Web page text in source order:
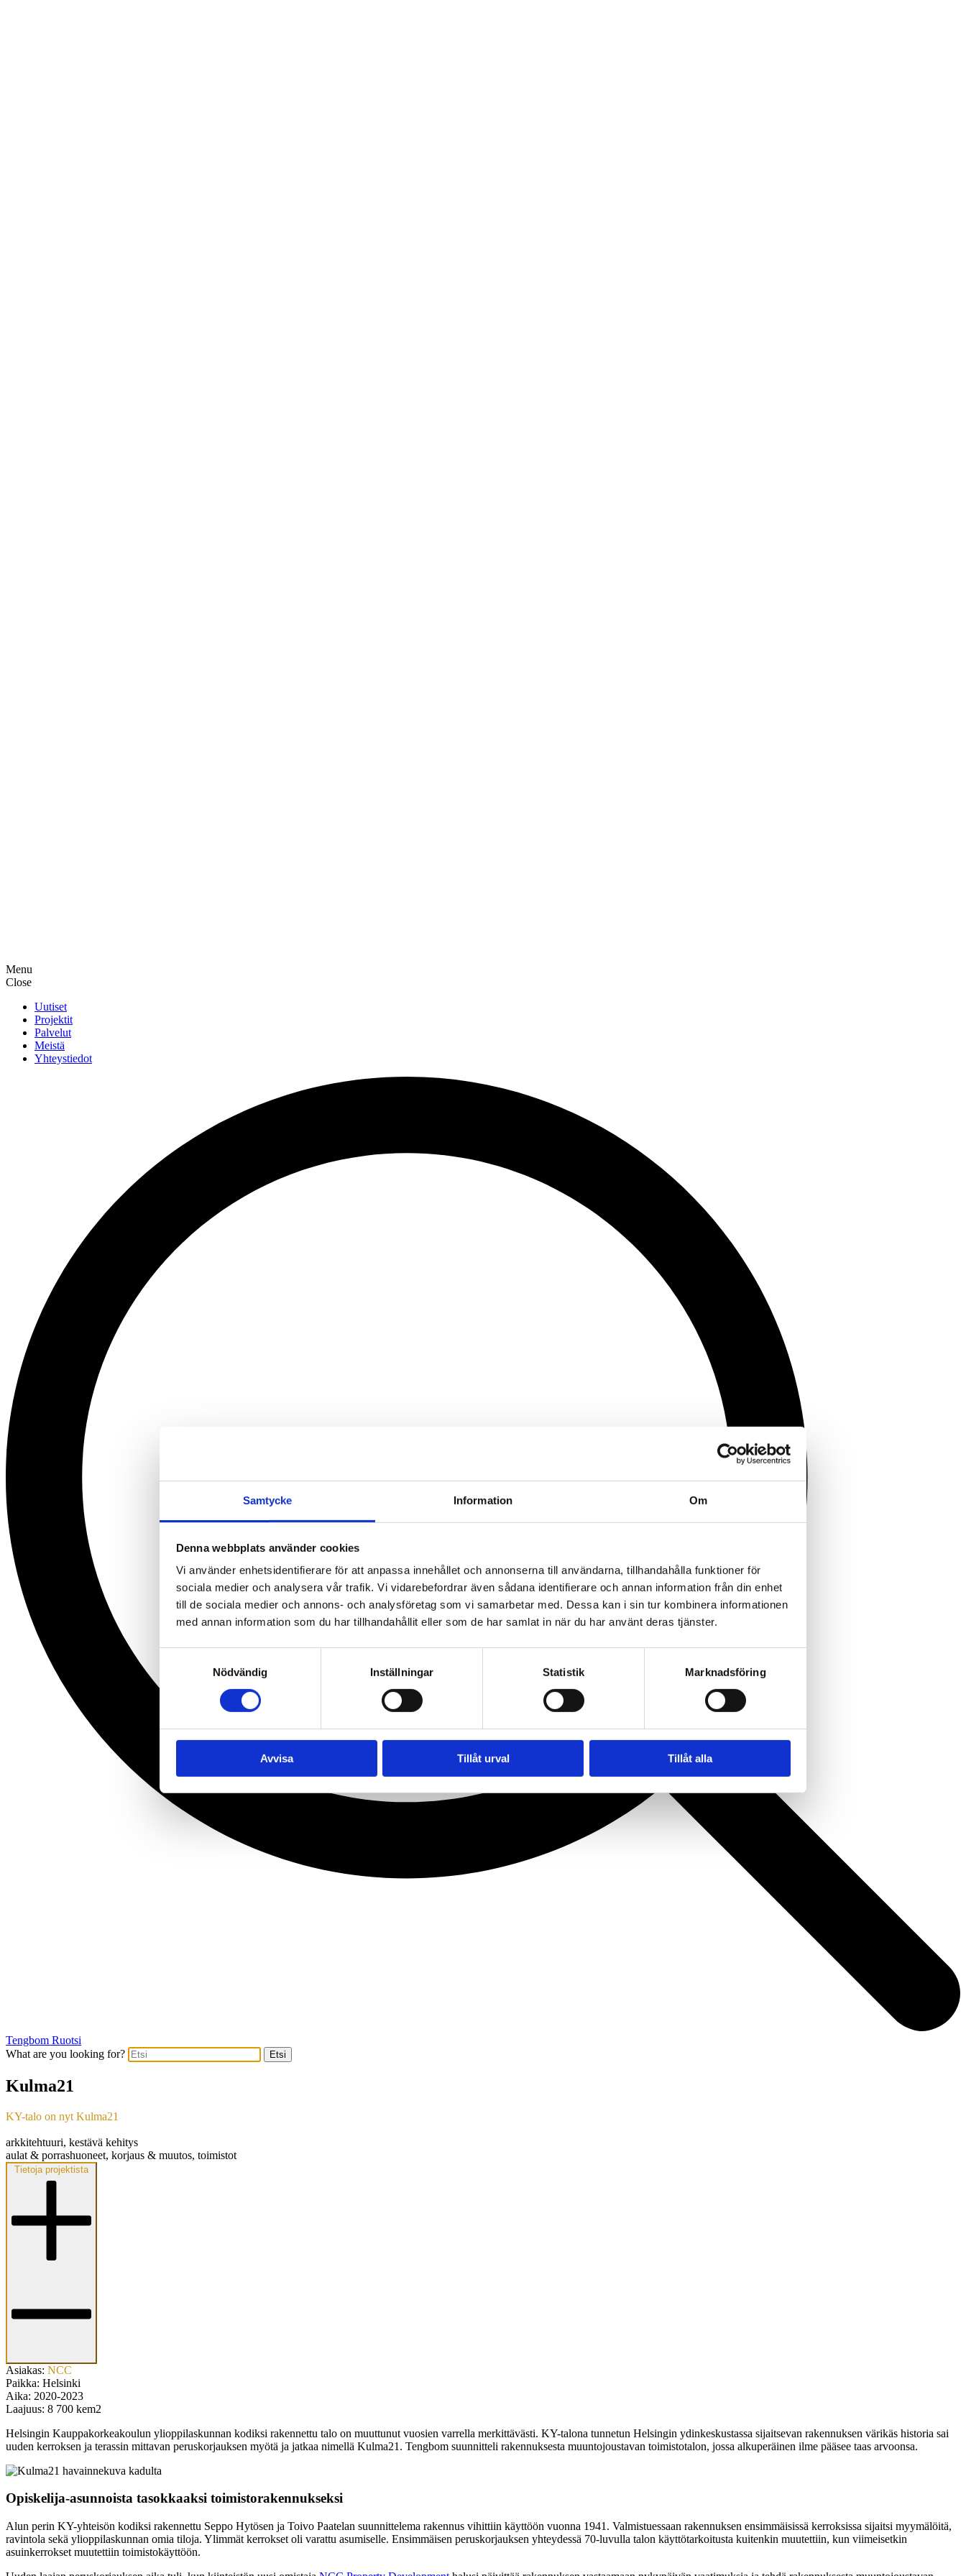
Samtycke Information Om
Denna webbplats använder cookies
Vi använder enhetsidentifierare för att anpassa innehållet och annonserna till användarna, tillhandahålla funktioner för
sociala medier och analysera vår trafik. Vi vidarebefordrar även sådana identifierare och annan information från din enhet
till de sociala medier och annons- och analysföretag som vi samarbetar med. Dessa kan i sin tur kombinera informationen
med annan information som du har tillhandahållit eller som de har samlat in när du har använt deras tjänster.
Nödvändig
Inställningar Statistik Marknadsföring
Avvisa Tillåt urval Tillåt alla
Menu
Close
Uutiset
Projektit
Palvelut
Meistä
Yhteystiedot
Tengbom Ruotsi
What are you looking for?
Etsi
Kulma21
KY-talo on nyt Kulma21
arkkitehtuuri, kestävä kehitys
aulat & porrashuoneet, korjaus & muutos, toimistot
Tietoja projektista
Asiakas: NCC
Paikka: Helsinki
Aika: 2020-2023
Laajuus: 8 700 kem2
Helsingin Kauppakorkeakoulun ylioppilaskunnan kodiksi rakennettu talo on muuttunut vuosien varrella merkittävästi. KY-talona tunnetun Helsingin ydinkeskustassa sijaitsevan rakennuksen värikäs historia sai
uuden kerroksen ja terassin mittavan peruskorjauksen myötä ja jatkaa nimellä Kulma21. Tengbom suunnitteli rakennuksesta muuntojoustavan toimistotalon, jossa alkuperäinen ilme pääsee taas arvoonsa.
Opiskelija-asunnoista tasokkaaksi toimistorakennukseksi
Alun perin KY-yhteisön kodiksi rakennettu Seppo Hytösen ja Toivo Paatelan suunnittelema rakennus vihittiin käyttöön vuonna 1941. Valmistuessaan rakennuksen ensimmäisissä kerroksissa sijaitsi myymälöitä,
ravintola sekä ylioppilaskunnan omia tiloja. Ylimmät kerrokset oli varattu asumiselle. Ensimmäisen peruskorjauksen yhteydessä 70-luvulla talon käyttötarkoitusta kuitenkin muutettiin, kun viimeisetkin
asuinkerrokset muutettiin toimistokäyttöön.